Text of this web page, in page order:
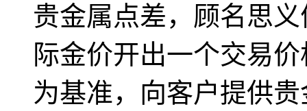
贵金属点差，顾名思
际金价开出一个交易
为基准，向客户提供